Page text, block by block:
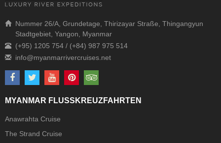
Nummer 26/A, Grundetage, Thirizayar Straße, Thingangyun
Stadtgebiet, Yangon, Myanmar
(+95) 1205 754 / (+84) 987 975 514
MYANMAR FLUSSKREUZFAHRTEN
Anawrahta Cruise
The Strand Cruise